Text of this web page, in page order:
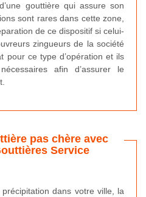
gouttière qui assure son
sont rares dans cette zone,
de ce dispositif si celui-
zingueurs de la société
pour ce type d’opération et ils
afin d’assurer le
pas chère avec
Service
dans votre ville, la